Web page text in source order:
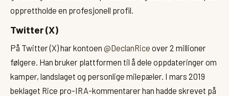
opprettholde en profesjonell profil.
Twitter (X)
På Twitter (X) har kontoen @DeclanRice over 2 millioner
følgere. Han bruker plattformen til å dele oppdateringer om
kamper, landslaget og personlige milepæler. I mars 2019
beklaget Rice pro-IRA-kommentarer han hadde skrevet på